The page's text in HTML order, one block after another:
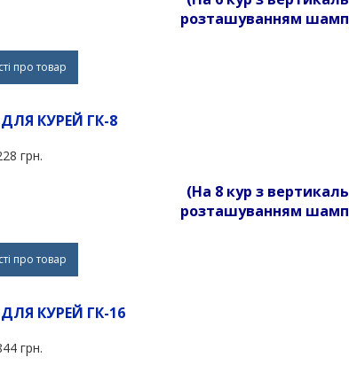
розташуванням
про товар
КУРЕЙ ГК-8
грн.
(На 8 кур з
розташуванням
про товар
КУРЕЙ ГК-16
грн.